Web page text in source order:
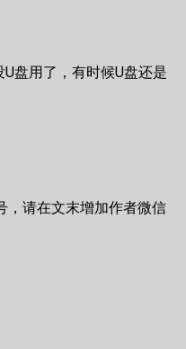
盘用了，有时候U盘还是
，请在文末增加作者微信